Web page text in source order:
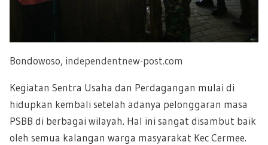
Bondowoso, independentnew-post.com
Kegiatan Sentra Usaha dan Perdagangan mulai di
hidupkan kembali setelah adanya pelonggaran masa
PSBB di berbagai wilayah. Hal ini sangat disambut baik
oleh semua kalangan warga masyarakat Kec Cermee.